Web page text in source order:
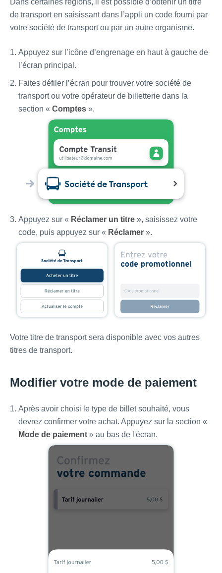
de transport en saisissant dans l’appli un code fourni par
votre société de transport ou par un autre organisme.
Appuyez sur l’icône d’engrenage en haut à gauche de
l’écran principal.
Faites défiler l’écran pour trouver votre société de
transport ou votre opérateur de billetterie dans la
section « Comptes ».
Appuyez sur « Réclamer un titre », saisissez votre
code, puis appuyez sur « Réclamer ».
Votre titre de transport sera disponible avec vos autres
titres de transport.
Modifier votre mode de paiement
Après avoir choisi le type de billet souhaité, vous
devrez confirmer votre achat. Appuyez sur la section «
Mode de paiement » au bas de l'écran.